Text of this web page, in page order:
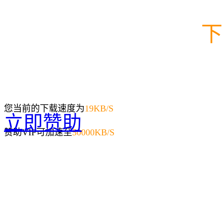
您当前的下载速度为19KB/S
赞助VIP可加速至50000KB/S
立即赞助